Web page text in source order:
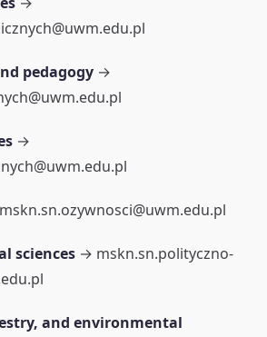
pedagogy →
→
sciences → mskn.sn.polityczno-
and environmental